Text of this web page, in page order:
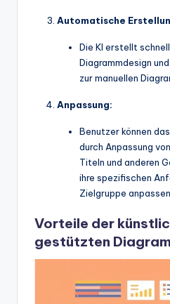
Automatische
Die KI erstellt
Diagrammdesign
zur manuellen
Anpassung:
Benutzer können
durch Anpassung
Titeln und anderen
ihre spezifischen
Zielgruppe anpassen.
Vorteile der
gestützten